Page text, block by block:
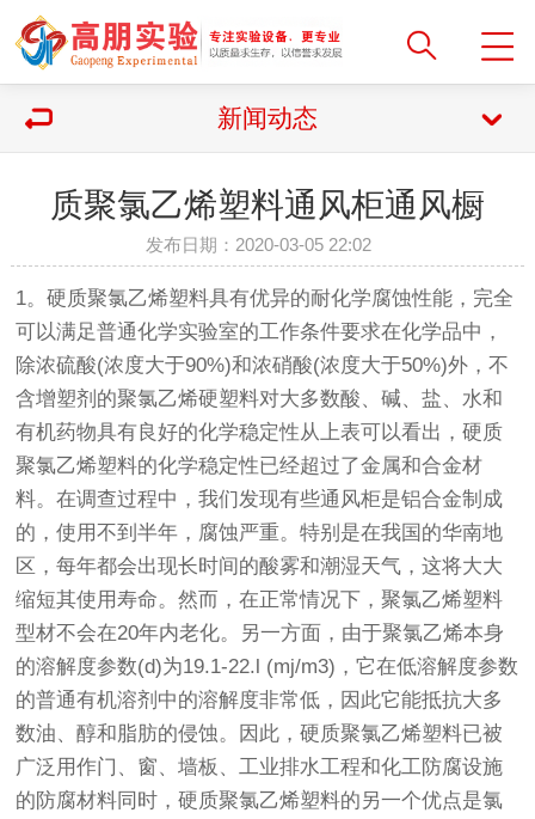
新闻动态
质聚氯乙烯塑料通风柜通风橱
发布日期：2020-03-05 22:02
1。硬质聚氯乙烯塑料具有优异的耐化学腐蚀性能，完全
可以满足普通化学实验室的工作条件要求在化学品中，
除浓硫酸(浓度大于90%)和浓硝酸(浓度大于50%)外，不
含增塑剂的聚氯乙烯硬塑料对大多数酸、碱、盐、水和
有机药物具有良好的化学稳定性从上表可以看出，硬质
聚氯乙烯塑料的化学稳定性已经超过了金属和合金材
料。在调查过程中，我们发现有些通风柜是铝合金制成
的，使用不到半年，腐蚀严重。特别是在我国的华南地
区，每年都会出现长时间的酸雾和潮湿天气，这将大大
缩短其使用寿命。然而，在正常情况下，聚氯乙烯塑料
型材不会在20年内老化。另一方面，由于聚氯乙烯本身
的溶解度参数(d)为19.1-22.l (mj/m3)，它在低溶解度参数
的普通有机溶剂中的溶解度非常低，因此它能抵抗大多
数油、醇和脂肪的侵蚀。因此，硬质聚氯乙烯塑料已被
广泛用作门、窗、墙板、工业排水工程和化工防腐设施
的防腐材料同时，硬质聚氯乙烯塑料的另一个优点是氯